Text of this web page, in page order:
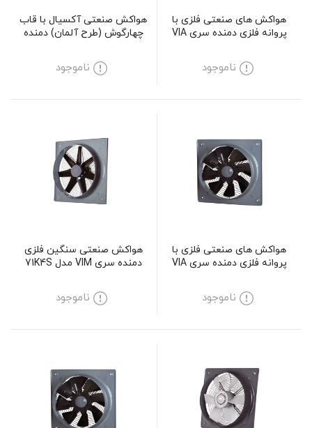
هواکش های صنعتی فلزی با
پروانه فلزی دمنده سری VIA
ناموجود
هواکش صنعتی آکسیال با قاب
چهارگوش (طرح آلمان) دمنده
ناموجود
هواکش های صنعتی فلزی با
پروانه فلزی دمنده سری VIA
ناموجود
هواکش صنعتی سنگین فلزی
دمنده سری VIM مدل 71K4S
ناموجود